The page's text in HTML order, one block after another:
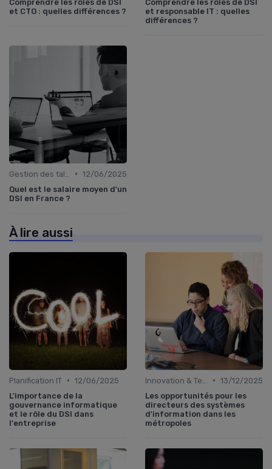
Comprendre les rôles de DSI
et CTO : quelles différences ?
Comprendre les rôles de DSI
et responsable IT : quelles
différences ?
• 12/06/2025
Quel est le salaire moyen d'un
DSI en France ?
À lire aussi
Planification IT • 12/06/2025
L'importance de la
gouvernance informatique
et le rôle du DSI dans
l'entreprise
• 13/12/2025
Les opportunités pour les
directeurs des systèmes
d'information dans les
métropoles